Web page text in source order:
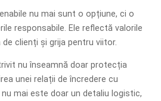
nu mai sunt o opțiune, ci o
responsabile. Ele reflectă valorile
clienți și grija pentru viitor.
nu înseamnă doar protecția
unei relații de încredere cu
mai este doar un detaliu logistic,